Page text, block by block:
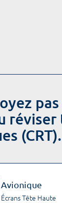
(CRT).
Avionique
Écrans Tête Haute